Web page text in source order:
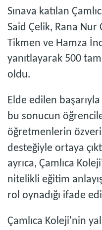
Sınava katılan
Said Çelik, Rana Nur
Tikmen ve Hamza
yanıtlayarak 500
oldu.
Elde edilen
bu sonucun
öğretmenlerin
desteğiyle ortaya
ayrıca, Çamlıca
nitelikli eğitim
rol oynadığı ifade
Çamlıca Koleji'nin